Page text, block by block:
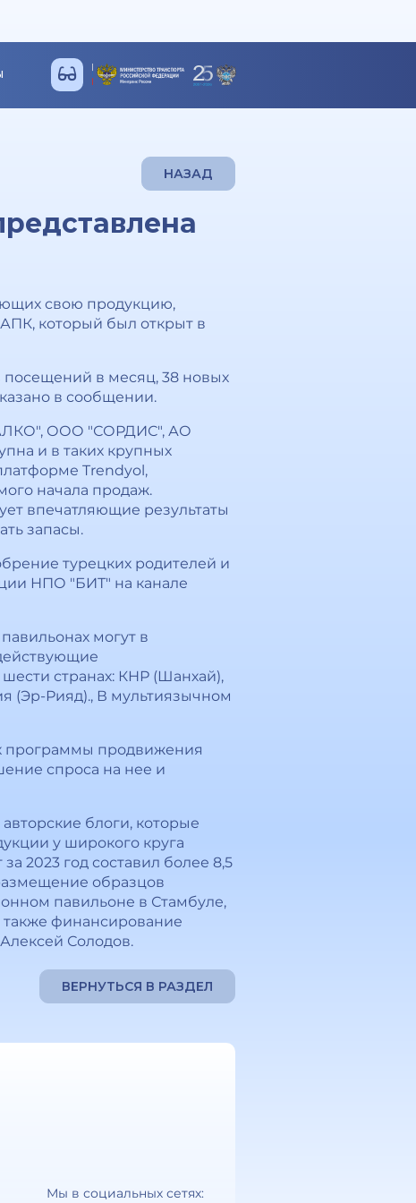
НАЗАД
свою продукцию,
который был открыт в
в месяц, 38 новых
в сообщении.
АЛКО", ООО "СОРДИС", АО
и в таких крупных
Trendyol,
начала продаж.
впечатляющие результаты
запасы.
турецких родителей и
НПО "БИТ" на канале
могут в
странах: КНР (Шанхай),
(Эр-Рияд)., В мультиязычном
программы продвижения
спроса на нее и
блоги, которые
у широкого круга
2023 год составил более 8,5
образцов
павильоне в Стамбуле,
финансирование
Солодов.
ВЕРНУТЬСЯ В РАЗДЕЛ
Мы в социальных сетях: